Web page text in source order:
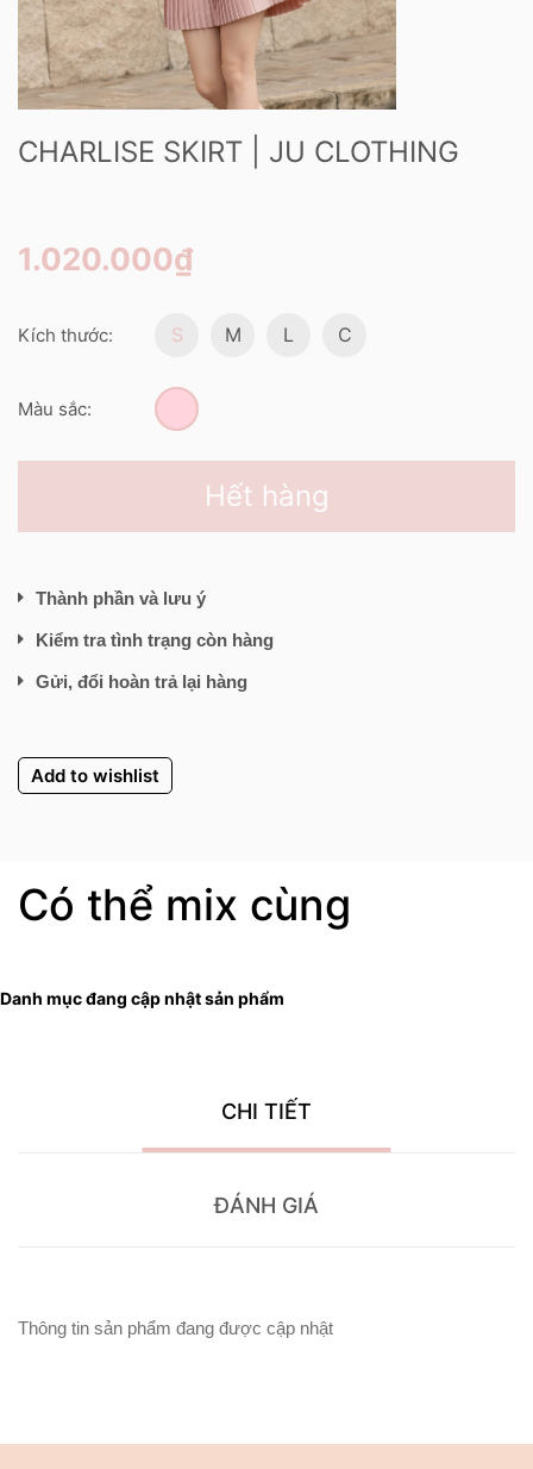
CHARLISE SKIRT | JU CLOTHING
1.020.000₫
Kích thước: S M L C
Màu sắc:
Hết hàng
Thành phần và lưu ý
Kiểm tra tình trạng còn hàng
Gửi, đổi hoàn trả lại hàng
Add to wishlist
Có thể mix cùng
Danh mục đang cập nhật sản phẩm
CHI TIẾT
ĐÁNH GIÁ
Thông tin sản phẩm đang được cập nhật